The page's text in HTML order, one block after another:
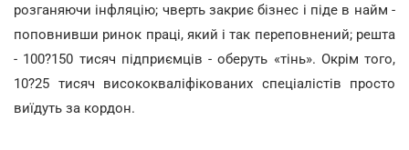
розганяючи інфляцію; чверть закриє бізнес і піде в найм -
поповнивши ринок праці, який і так переповнений; решта
- 100?150 тисяч підприємців - оберуть «тінь». Окрім того,
10?25 тисяч висококваліфікованих спеціалістів просто
виїдуть за кордон.